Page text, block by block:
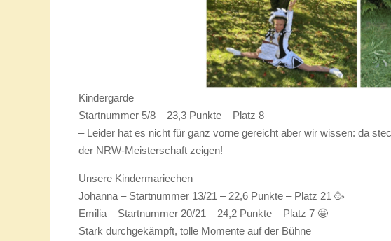
Kindergarde
Startnummer 5/8 – 23,3 Punkte – Platz 8
– Leider hat es nicht für ganz vorne gereicht aber wir wissen: da
der NRW-Meisterschaft zeigen!
Unsere Kindermariechen
Johanna – Startnummer 13/21 – 22,6 Punkte – Platz 21 🥳
Emilia – Startnummer 20/21 – 24,2 Punkte – Platz 7 🤩
Stark durchgekämpft, tolle Momente auf der Bühne